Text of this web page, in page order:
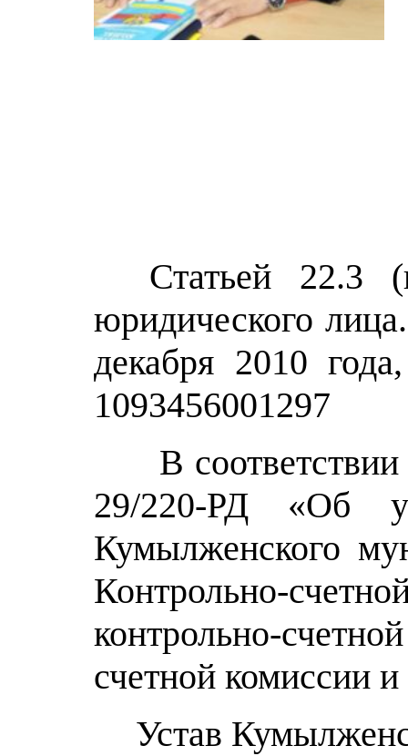
Статьей 22.3
юридического
декабря 2010
1093456001297
В соответствии
29/220-РД «Об
Кумылженского
Контрольно-
контрольно-
счетной комиссии
Устав